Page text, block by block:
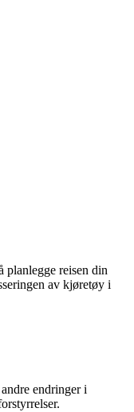
planlegge reisen din
av kjøretøy i
endringer i